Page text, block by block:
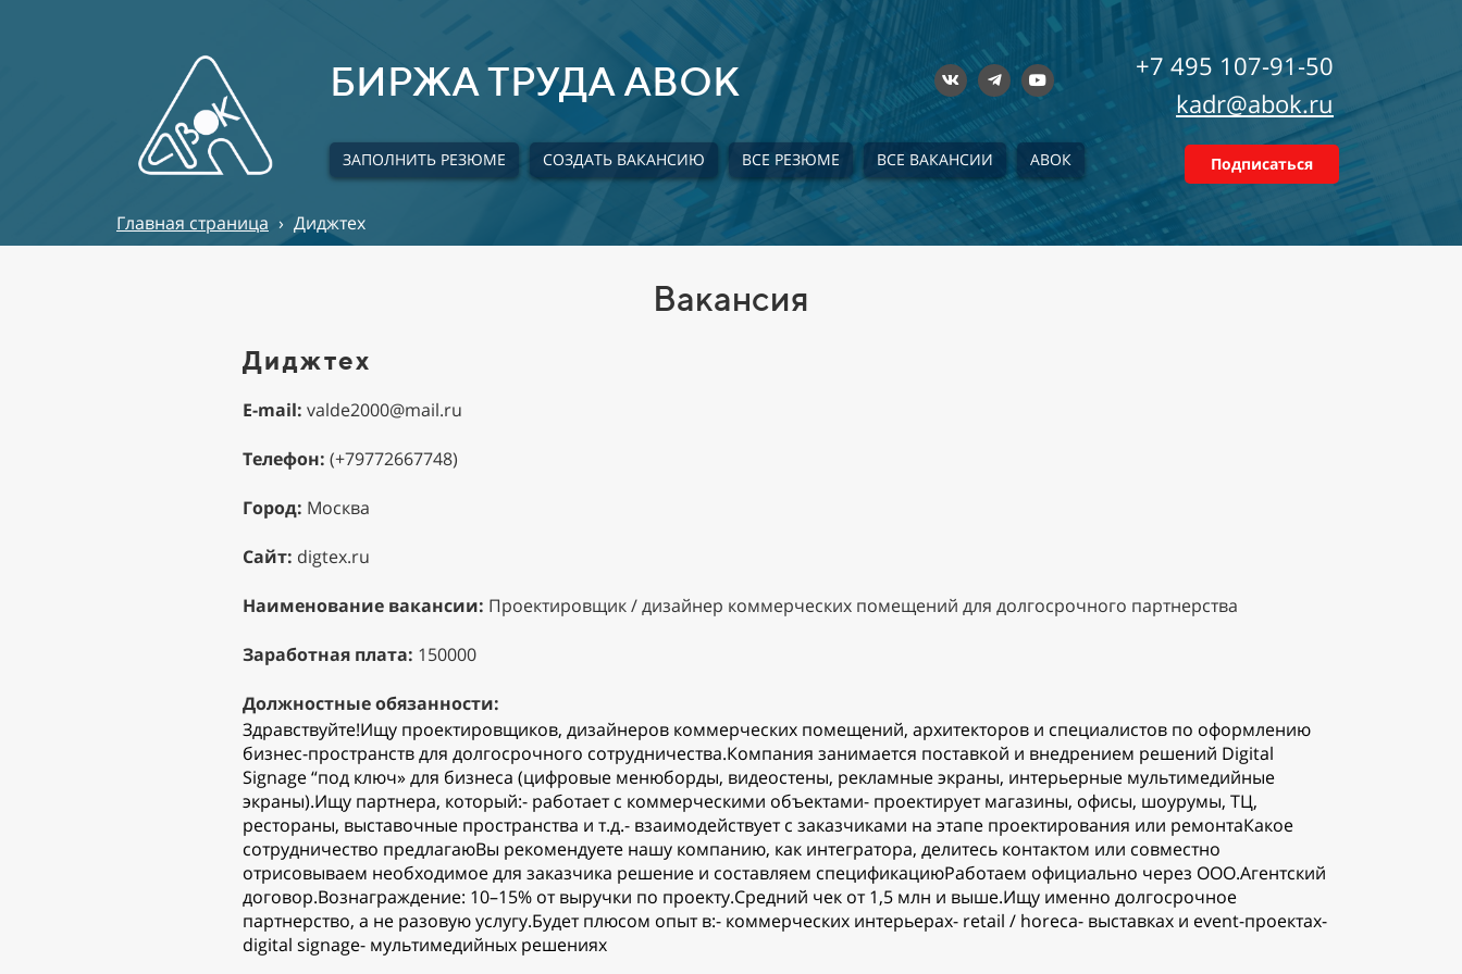
БИРЖА ТРУДА АВОК
ЗАПОЛНИТЬ РЕЗЮМЕ СОЗДАТЬ ВАКАНСИЮ ВСЕ РЕЗЮМЕ ВСЕ ВАКАНСИИ АВОК
+7 495 107-91-50
kadr@abok.ru
Подписаться
Главная страница › Диджтех
Вакансия
Диджтех
E-mail: valde2000@mail.ru
Телефон: (+79772667748)
Город: Москва
Сайт: digtex.ru
Наименование вакансии: Проектировщик / дизайнер коммерческих помещений для долгосрочного партнерства
Заработная плата: 150000
Должностные обязанности:
Здравствуйте!Ищу проектировщиков, дизайнеров коммерческих помещений, архитекторов и специалистов по оформлению
бизнес-пространств для долгосрочного сотрудничества.Компания занимается поставкой и внедрением решений Digital
Signage “под ключ» для бизнеса (цифровые менюборды, видеостены, рекламные экраны, интерьерные мультимедийные
экраны).Ищу партнера, который:- работает с коммерческими объектами- проектирует магазины, офисы, шоурумы, ТЦ,
рестораны, выставочные пространства и т.д.- взаимодействует с заказчиками на этапе проектирования или ремонтаКакое
сотрудничество предлагаюВы рекомендуете нашу компанию, как интегратора, делитесь контактом или совместно
отрисовываем необходимое для заказчика решение и составляем спецификациюРаботаем официально через ООО.Агентский
договор.Вознаграждение: 10–15% от выручки по проекту.Средний чек от 1,5 млн и выше.Ищу именно долгосрочное
партнерство, а не разовую услугу.Будет плюсом опыт в:- коммерческих интерьерах- retail / horeca- выставках и event-проектах-
digital signage- мультимедийных решениях